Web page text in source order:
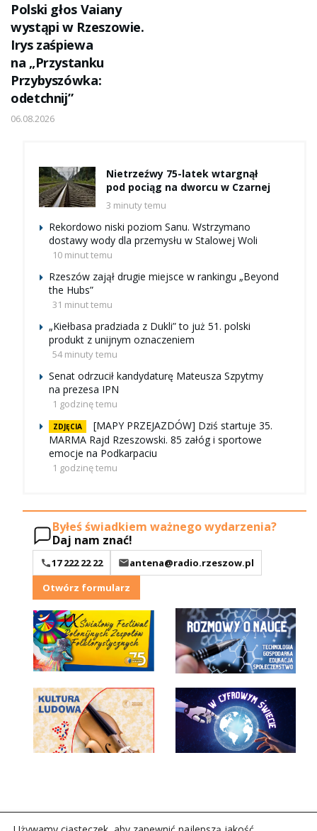
Polski głos Vaiany
wystąpi w Rzeszowie.
Irys zaśpiewa
na „Przystanku
Przybyszówka:
odetchnij”
06.08.2026
Nietrzeźwy 75-latek wtargnął
pod pociąg na dworcu w Czarnej
3 minuty temu
Rekordowo niski poziom Sanu. Wstrzymano
dostawy wody dla przemysłu w Stalowej Woli
10 minut temu
Rzeszów zajął drugie miejsce w rankingu „Beyond
the Hubs”
31 minut temu
„Kiełbasa pradziada z Dukli” to już 51. polski
produkt z unijnym oznaczeniem
54 minuty temu
Senat odrzucił kandydaturę Mateusza Szpytmy
na prezesa IPN
1 godzinę temu
ZDJĘCIA
[MAPY PRZEJAZDÓW] Dziś startuje 35.
MARMA Rajd Rzeszowski. 85 załóg i sportowe
emocje na Podkarpaciu
1 godzinę temu
Byłeś świadkiem ważnego wydarzenia?
Daj nam znać!
17 222 22 22
antena@radio.rzeszow.pl
Otwórz formularz